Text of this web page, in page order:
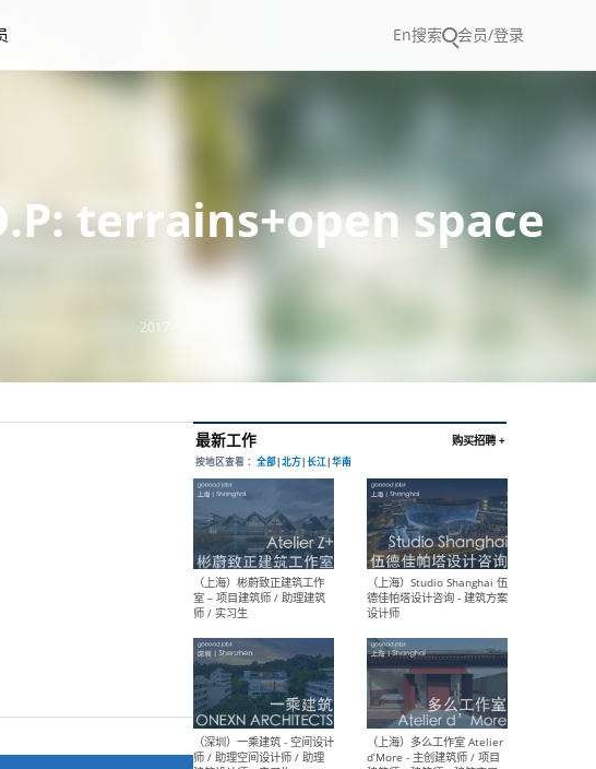
En搜索 会员/登录
terrains+open space
2017-12-12
最新工作
按地区查看 ：全部|北方|长江
（上海）彬蔚致正建筑工作
室 – 项目建筑师 / 助理建筑
师 / 实习生